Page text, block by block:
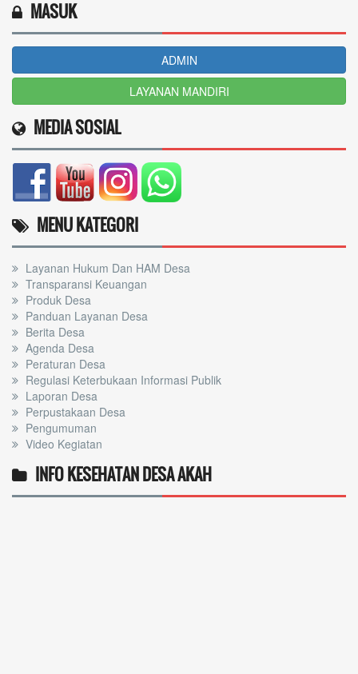
MASUK
ADMIN
LAYANAN MANDIRI
MEDIA SOSIAL
MENU KATEGORI
Layanan Hukum Dan HAM Desa
Transparansi Keuangan
Produk Desa
Panduan Layanan Desa
Berita Desa
Agenda Desa
Peraturan Desa
Regulasi Keterbukaan Informasi Publik
Laporan Desa
Perpustakaan Desa
Pengumuman
Video Kegiatan
INFO KESEHATAN DESA AKAH